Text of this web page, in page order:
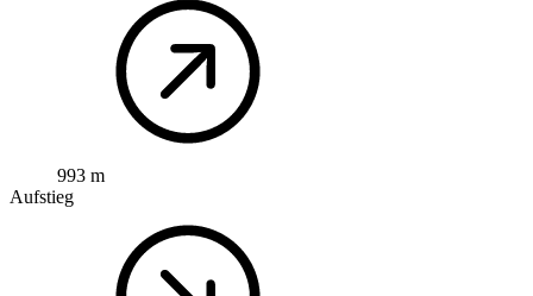
993 m
Aufstieg